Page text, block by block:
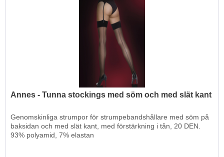
Annes - Tunna stockings med söm och med slät kant
Genomskinliga strumpor för strumpebandshållare med söm på
baksidan och med slät kant, med förstärkning i tån, 20 DEN.
93% polyamid, 7% elastan